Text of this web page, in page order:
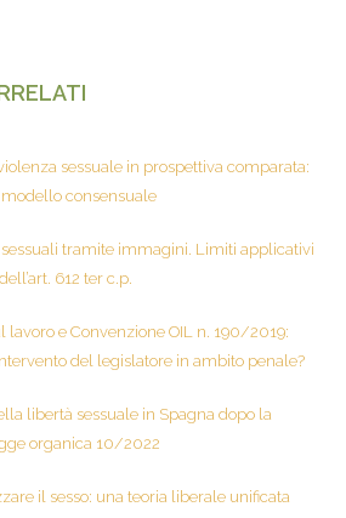
sessuale in prospettiva comparata:
consensuale
sessuali tramite immagini. Limiti applicativi
612 ter c.p.
lavoro e Convenzione OIL n. 190/2019:
del legislatore in ambito penale?
libertà sessuale in Spagna dopo la
organica 10/2022
il sesso: una teoria liberale unificata